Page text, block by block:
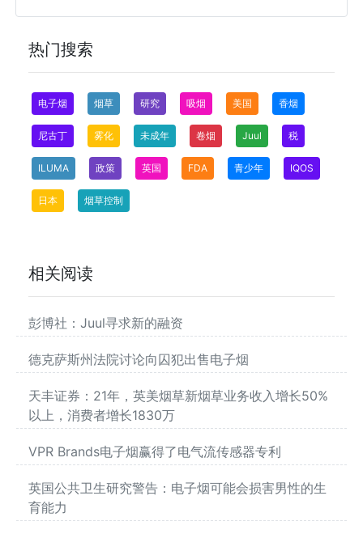
热门搜索
电子烟 烟草 研究 吸烟 美国 香烟
尼古丁 雾化 未成年 卷烟 Juul 税
ILUMA 政策 英国 FDA 青少年 IQOS
日本 烟草控制
相关阅读
彭博社：Juul寻求新的融资
德克萨斯州法院讨论向囚犯出售电子烟
天丰证券：21年，英美烟草新烟草业务收入增长50%
以上，消费者增长1830万
VPR Brands电子烟赢得了电气流传感器专利
英国公共卫生研究警告：电子烟可能会损害男性的生
育能力